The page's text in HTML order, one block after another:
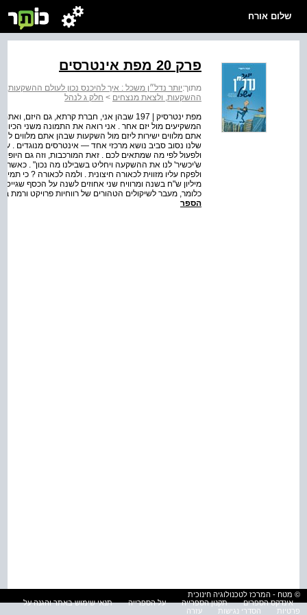
שלום אורח
פרק 20 מפת אינטרסים
מתוך:יותר נדל״ן משכל : איך להיכנס נכון לעולם ההשקעות,
ההשקעות, ולצאת מנצחים > חלק ג לנהל
מפת ינטרסיק | 197 שבהן אני, חברת קרתא, גם
המשקיעים מול יזם אחר . אני רואה את התמונה משני
אתם מלווים ישירות ליזם מול השקעות שבהן אתם מלווים
שלנו נסוב סביב נושא מרכזי אחד — אינטרסים מנוגדים .
ולפעול לפי מה שמתאים לכם . זאת המורכבות, וזה גם היופי
ש'יכשיר' לנו את ההשקעה ויחליט בשבילנו מה נכון" . כאשר
ולפקח עליו מזווית לכאורה חיצונית . ולמה לכאורה ? כי
מיליון ש"ח בשנה ומרוויח שני אחוזים לשנה על הכסף
כלומר, מעבר לשיקולים הטהורים של רווחיות פרויקט ורמת
הספר
© מטח - המרכז לטכנולוגיה חינוכית
אינדקס הספרים
תקנון הספרייה על הספרייה
תנאי שימוש באתר והגנה על
פרטיות
הסדרי נגישות עזרה